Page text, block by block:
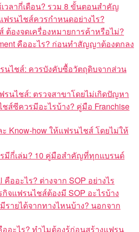
วลากี่เดือน? รวม 8 ขั้นตอนสำคัญ
รนไชส์ควรกำหนดอย่างไร?
ต้องจดเครื่องหมายการค้าหรือไม่?
คืออะไร? ก่อนทำสัญญาต้องตกลง
นไชส์: ควรบังคับซื้อวัตถุดิบจากส่วน
รนไชส์: ตรวจสาขาโดยไม่เกิดปัญหา
ส์ซีควรมีอะไรบ้าง? คู่มือ Franchise
Know-how ให้แฟรนไชส์ โดยไม่ให้
มีกี่เล่ม? 10 คู่มือสำคัญที่ทุกแบรนด์
คืออะไร? ต่างจาก SOP อย่างไร
จแฟรนไชส์ต้องมี SOP อะไรบ้าง
รายได้จากทางไหนบ้าง? นอกจาก
ออะไร? ทำไมต้องรู้ก่อนสร้างแฟรน